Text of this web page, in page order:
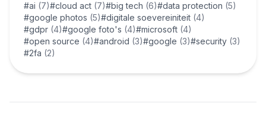
#ai (7)#cloud act (7)#big tech (6)#data protection (5)
#google photos (5)#digitale soevereiniteit (4)
#gdpr (4)#google foto's (4)#microsoft (4)
#open source (4)#android (3)#google (3)#security (3)
#2fa (2)